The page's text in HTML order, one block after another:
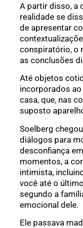
A partir disso, a
realidade se
de apresentar
conspiratório, o
as conclusões
Até objetos
incorporados
casa, que, nas
suposto
Soelberg
diálogos para
desconfiança
momentos, a
intimista,
você até o
segundo a
emocional dele.
Ele passava